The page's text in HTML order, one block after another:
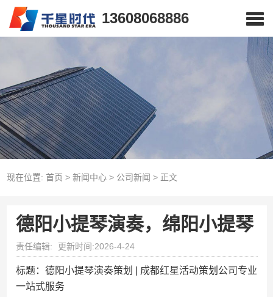
13608068886
现在位置: 首页 > 新闻中心> 公司新闻 > 正文
德阳小提琴演奏，绵阳小提琴
责任编辑: 更新时间:2026-4-24
标题：德阳小提琴演奏策划 | 成都红星活动策划公司专业
一站式服务